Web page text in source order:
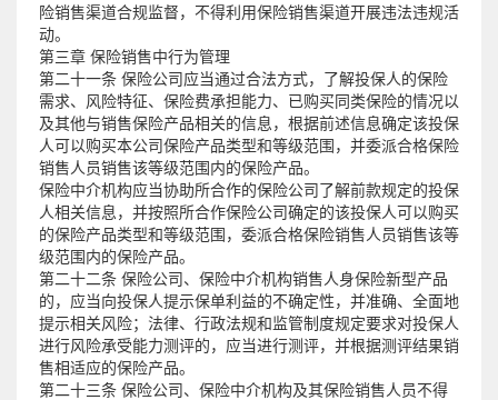
险销售渠道合规监督，不得利用保险销售渠道开展违法违规活
动。
第三章 保险销售中行为管理
第二十一条 保险公司应当通过合法方式，了解投保人的保险
需求、风险特征、保险费承担能力、已购买同类保险的情况以
及其他与销售保险产品相关的信息，根据前述信息确定该投保
人可以购买本公司保险产品类型和等级范围，并委派合格保险
销售人员销售该等级范围内的保险产品。
保险中介机构应当协助所合作的保险公司了解前款规定的投保
人相关信息，并按照所合作保险公司确定的该投保人可以购买
的保险产品类型和等级范围，委派合格保险销售人员销售该等
级范围内的保险产品。
第二十二条 保险公司、保险中介机构销售人身保险新型产品
的，应当向投保人提示保单利益的不确定性，并准确、全面地
提示相关风险；法律、行政法规和监管制度规定要求对投保人
进行风险承受能力测评的，应当进行测评，并根据测评结果销
售相适应的保险产品。
第二十三条 保险公司、保险中介机构及其保险销售人员不得